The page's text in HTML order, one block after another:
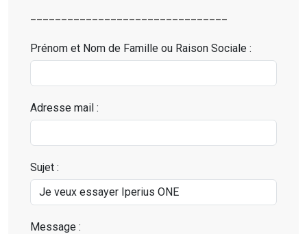
Prénom et Nom de Famille ou Raison Sociale :
Adresse mail :
Sujet :
Message :